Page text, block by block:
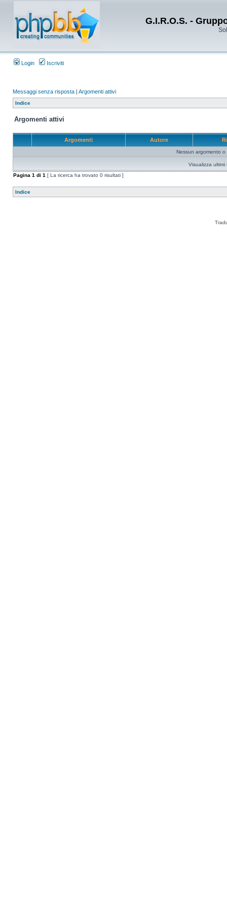
G.I.R.O.S. -
Login Iscriviti
Messaggi senza risposta | Argomenti attivi
Indice
Argomenti attivi
Argomenti Autore
Nessun argomento o
Visualizza ultimi
Pagina 1 di 1 [ La ricerca ha trovato 0 risultati ]
Indice